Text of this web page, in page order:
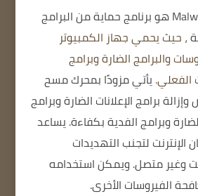
هو برنامج حماية من البرامج
، حيث يحمي جهاز الكمبيوتر
والبرامج الضارة وبرامج
الفعلي.يأتي مزودًا بمحرك مسح
برامج الإعلانات الضارة وبرامج
وبرامج الفدية بكفاءة.يساعد
لتجنب التهديدات
وغير متصل. ويمكن استخدامه
الفيروسات الأخرى.